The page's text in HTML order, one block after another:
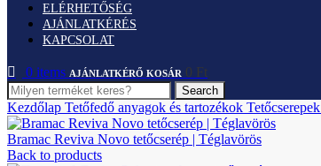
ELÉRHETŐSÉG
AJÁNLATKÉRÉS
KAPCSOLAT
0 items 0 Ft
Search
Kezdőlap Tetőfedő anyagok és tartozékok Tetőcserepek
Bramac Reviva Novo tetőcserép | Téglavörös
Back to products